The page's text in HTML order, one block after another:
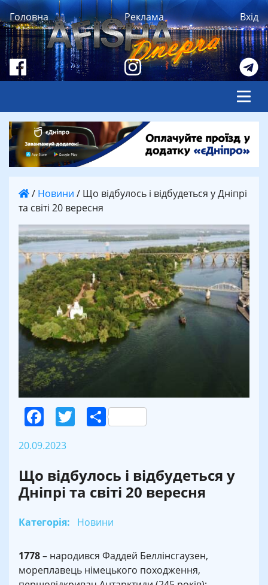
Головна Реклама Вхід
/ Новини / Що відбулось і відбудеться у Дніпрі
та світі 20 вересня
Facebook
Twitter
Поділитися
20.09.2023
Що відбулось і відбудеться у
Дніпрі та світі 20 вересня
Категорія: Новини
1778– народився Фаддей Беллінсгаузен,
мореплавець німецького походження,